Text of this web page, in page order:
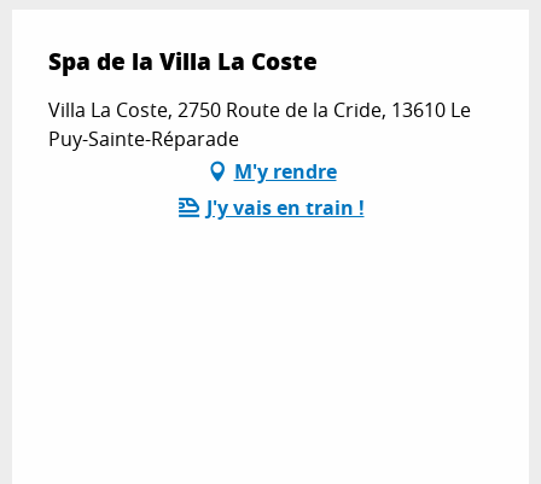
Spa de la Villa La Coste
Villa La Coste, 2750 Route de la Cride, 13610 Le
Puy-Sainte-Réparade
M'y rendre
J'y vais en train !